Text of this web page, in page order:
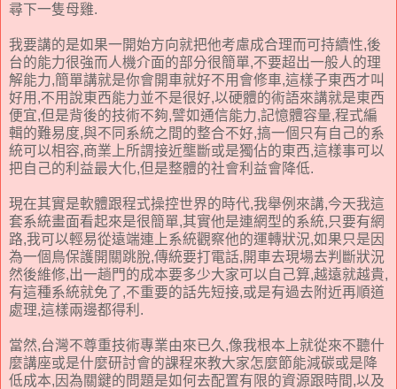
尋下一隻母雞.
我要講的是如果一開始方向就把他考慮成合理而可持續性,後
台的能力很強而人機介面的部分很簡單,不要超出一般人的理
解能力,簡單講就是你會開車就好不用會修車,這樣子東西才叫
好用,不用說東西能力並不是很好,以硬體的術語來講就是東西
便宜,但是背後的技術不夠,譬如通信能力,記憶體容量,程式編
輯的難易度,與不同系統之間的整合不好,搞一個只有自己的系
統可以相容,商業上所謂接近壟斷或是獨佔的東西,這樣事可以
把自己的利益最大化,但是整體的社會利益會降低.
現在其實是軟體跟程式操控世界的時代,我舉例來講,今天我這
套系統畫面看起來是很簡單,其實他是連網型的系統,只要有網
路,我可以輕易從遠端連上系統觀察他的運轉狀況,如果只是因
為一個鳥保護開關跳脫,傳統要打電話,開車去現場去判斷狀況
然後維修,出一趟門的成本要多少大家可以自己算,越遠就越貴,
有這種系統就免了,不重要的話先短接,或是有過去附近再順道
處理,這樣兩邊都得利.
當然,台灣不尊重技術專業由來已久,像我根本上就從來不聽什
麼講座或是什麼研討會的課程來教大家怎麼節能減碳或是降
低成本,因為關鍵的問題是如何去配置有限的資源跟時間,以及